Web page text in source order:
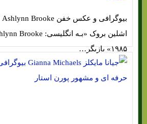
۱۹۸۵» بازیگر…